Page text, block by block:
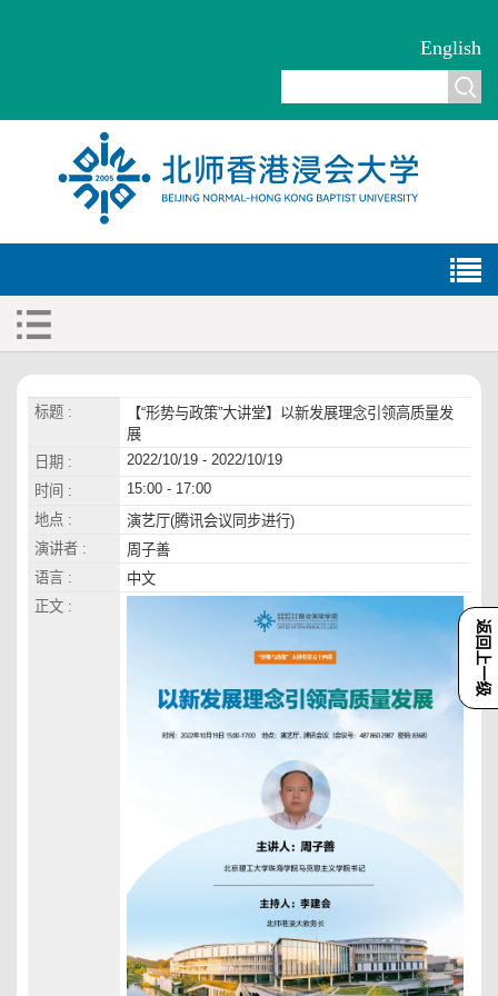
返回上一级
English
标题 :
【“形势与政策”大讲堂】以新发展理念引领高质量发
展
日期 :
2022/10/19 - 2022/10/19
时间 :
15:00 - 17:00
地点 :
演艺厅(腾讯会议同步进行)
演讲者 :
周子善
语言 :
中文
正文 :